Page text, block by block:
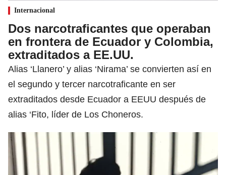
Internacional
Dos narcotraficantes que operaban
en frontera de Ecuador y Colombia,
extraditados a EE.UU.
Alias ‘Llanero’ y alias ‘Nirama’ se convierten así en
el segundo y tercer narcotraficante en ser
extraditados desde Ecuador a EEUU después de
alias ‘Fito, líder de Los Choneros.